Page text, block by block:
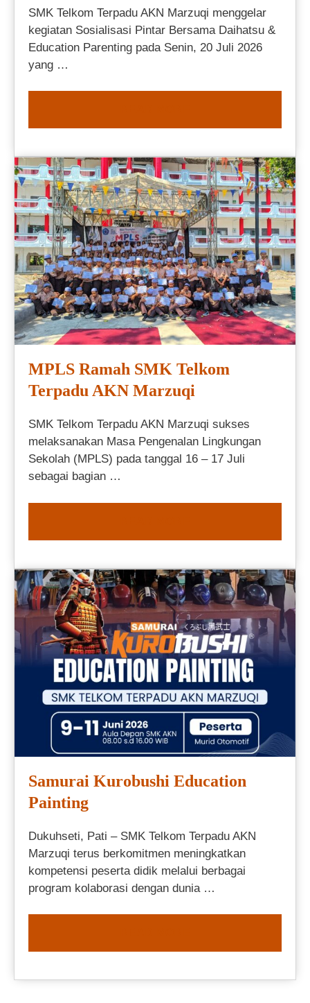
SMK Telkom Terpadu AKN Marzuqi menggelar
kegiatan Sosialisasi Pintar Bersama Daihatsu &
Education Parenting pada Senin, 20 Juli 2026
yang …
MPLS Ramah SMK Telkom
Terpadu AKN Marzuqi
SMK Telkom Terpadu AKN Marzuqi sukses
melaksanakan Masa Pengenalan Lingkungan
Sekolah (MPLS) pada tanggal 16 – 17 Juli
sebagai bagian …
Samurai Kurobushi Education
Painting
Dukuhseti, Pati – SMK Telkom Terpadu AKN
Marzuqi terus berkomitmen meningkatkan
kompetensi peserta didik melalui berbagai
program kolaborasi dengan dunia …